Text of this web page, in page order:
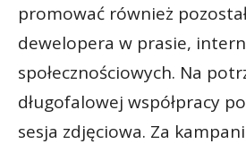
promować również
dewelopera w prasie,
społecznościowych. Na
długofalowej współpracy
sesja zdjęciowa. Za